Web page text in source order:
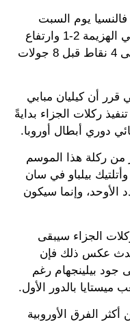
يوم السبت
كانت من أسباب تلقي النادي الملكي الهزيمة 2-1 وارتفاع
الفارق مع متصدر الليجا برشلونة إلى 4 نقاط قبل 8 جولات
قرر أن كيليان مبابي
ركلات الجزاء بدايةً
دوري أبطال أوروبا.
من ركلة هذا الموسم
بيلباو في سان
الأوحد، وإنما سيكون
الجزاء سيبقى
حدث عكس ذلك فإن
جود بيلينجهام رغم
ميستايا بالدور الأول.
الفرق الأوروبية